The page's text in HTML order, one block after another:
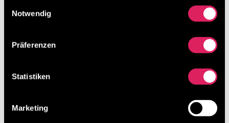
Notwendig
Präferenzen
Statistiken
Marketing
Min) – sehr detailliert (25 Min) unsere Weblösung
für KVP und Ideenmanagement vorzustellen.
Schaut rein, würde mich freuen. Über Fragen und
Christian
Digitalisierungswoche Team für das